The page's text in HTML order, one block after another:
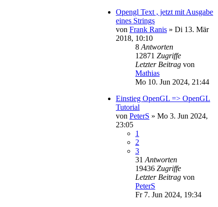
Opengl Text , jetzt mit Ausgabe
eines Strings
von Frank Ranis » Di 13. Mär
2018, 10:10
8 Antworten
12871 Zugriffe
Letzter Beitrag von
Mathias
Mo 10. Jun 2024, 21:44
Einstieg OpenGL => OpenGL
Tutorial
von PeterS » Mo 3. Jun 2024,
23:05
1
2
3
31 Antworten
19436 Zugriffe
Letzter Beitrag von
PeterS
Fr 7. Jun 2024, 19:34